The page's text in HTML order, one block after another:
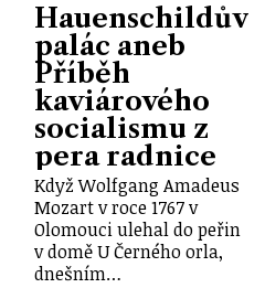
Hauenschildův
palác aneb
Příběh
kaviárového
socialismu z
pera radnice
Když Wolfgang Amadeus
Mozart v roce 1767 v
Olomouci ulehal do peřin
v domě U Černého orla,
dnešním…